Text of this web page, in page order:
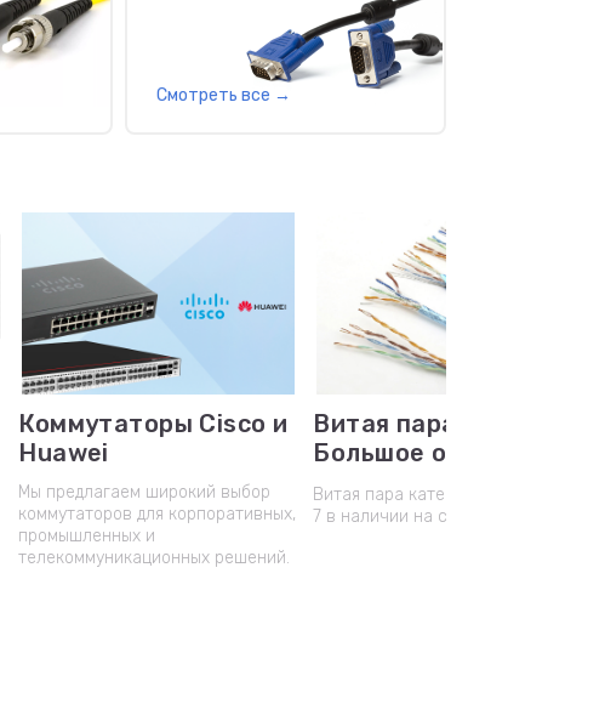
Смотреть все →
Коммутаторы Cisco и
Huawei
Мы предлагаем широкий выбор
коммутаторов для корпоративных,
промышленных и
телекоммуникационных решений.
Витая пара оптом.
Большое обновление
склада
Витая пара категории 5, 5e, 6, 6a,
7 в наличии на складе.